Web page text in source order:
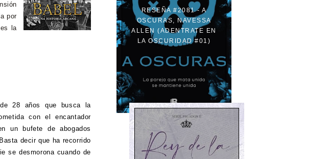
por
la
28 años que busca la
con el encantador
un bufete de abogados
decir que ha recorrido
se desmorona cuando de
RESEÑA #2081 - A
OSCURAS, NAVESSA
ALLEN (ADENTRATE EN
LA OSCURIDAD #01)